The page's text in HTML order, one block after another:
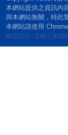
本網站提供之資訊內
與本網站無關，特此
本網站請使用
網頁設計:達格互動媒